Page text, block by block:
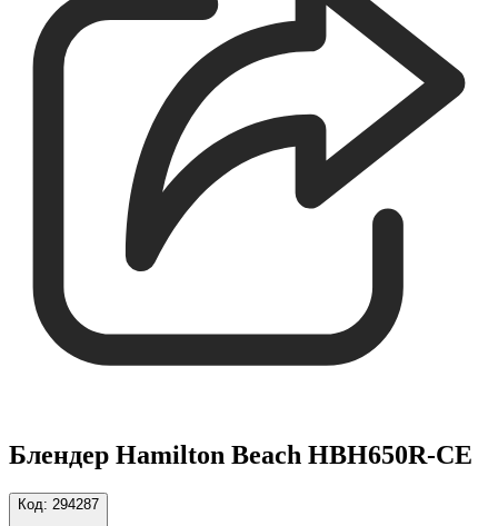
Блендер Hamilton Beach HBH650R-СЕ
Код: 294287